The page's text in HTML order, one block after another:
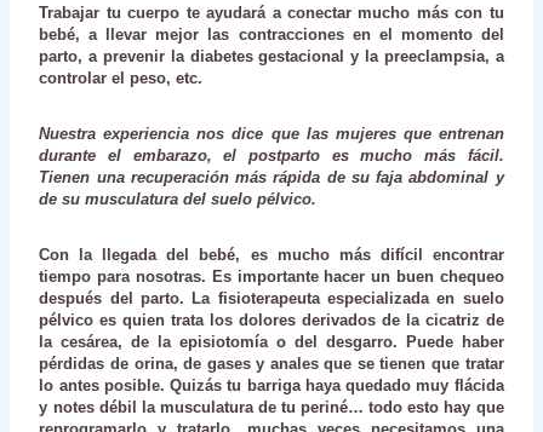
Trabajar tu cuerpo te ayudará a conectar mucho más con tu
bebé, a llevar mejor las contracciones en el momento del
parto, a prevenir la diabetes gestacional y la preeclampsia, a
controlar el peso, etc.
Nuestra experiencia nos dice que las mujeres que entrenan
durante el embarazo, el postparto es mucho más fácil.
Tienen una recuperación más rápida de su faja abdominal y
de su musculatura del suelo pélvico.
Con la llegada del bebé, es mucho más difícil encontrar
tiempo para nosotras. Es importante hacer un buen chequeo
después del parto. La fisioterapeuta especializada en suelo
pélvico es quien trata los dolores derivados de la cicatriz de
la cesárea, de la episiotomía o del desgarro. Puede haber
pérdidas de orina, de gases y anales que se tienen que tratar
lo antes posible. Quizás tu barriga haya quedado muy flácida
y notes débil la musculatura de tu periné… todo esto hay que